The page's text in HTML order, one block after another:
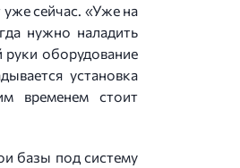
сейчас. «Уже на
нужно наладить
оборудование
установка
временем стоит
базы под систему